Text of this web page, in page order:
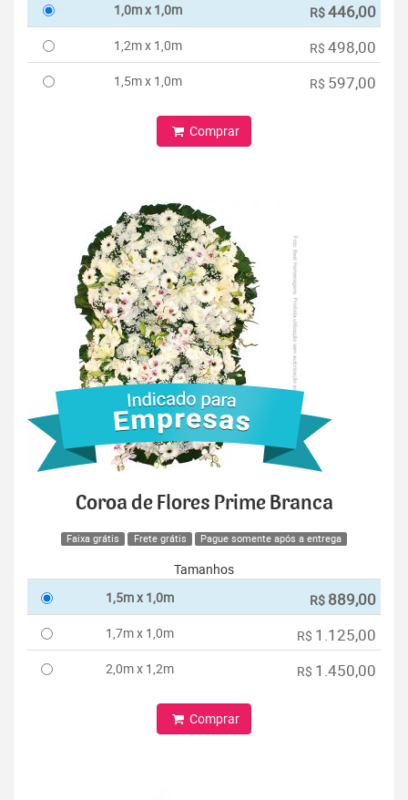
1,0m x 1,0m
R$446,00
1,2m x 1,0m R$ 498,00
1,5m x 1,0m R$ 597,00
Comprar
Coroa de Flores Prime Branca
Faixa grátis Frete grátis Pague somente após a entrega
Tamanhos
1,5m x 1,0m
R$ 889,00
1,7m x 1,0m R$ 1.125,00
2,0m x 1,2m R$ 1.450,00
Comprar